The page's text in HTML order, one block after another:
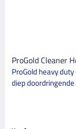
ProGold Cleaner
ProGold heavy
diep